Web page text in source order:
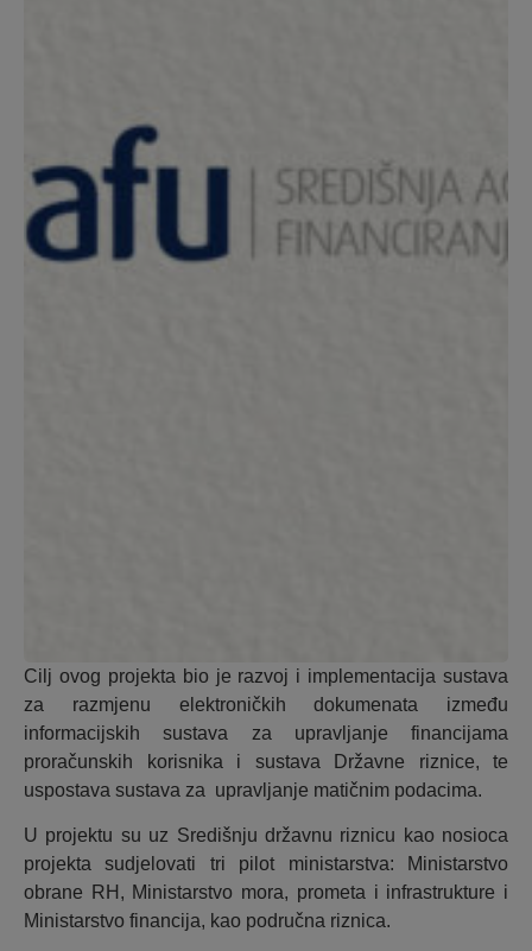
Cilj ovog projekta bio je razvoj i implementacija sustava
za razmjenu elektroničkih dokumenata između
informacijskih sustava za upravljanje financijama
proračunskih korisnika i sustava Državne riznice, te
uspostava sustava za upravljanje matičnim podacima.
U projektu su uz Središnju državnu riznicu kao nosioca
projekta sudjelovati tri pilot ministarstva: Ministarstvo
obrane RH, Ministarstvo mora, prometa i infrastrukture i
Ministarstvo financija, kao područna riznica.